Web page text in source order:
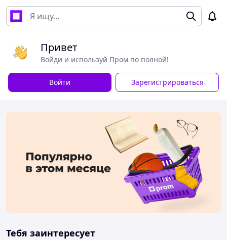
Привет
Войди и используй Пром по полной!
Войти Зарегистрироваться
Тебя заинтересует